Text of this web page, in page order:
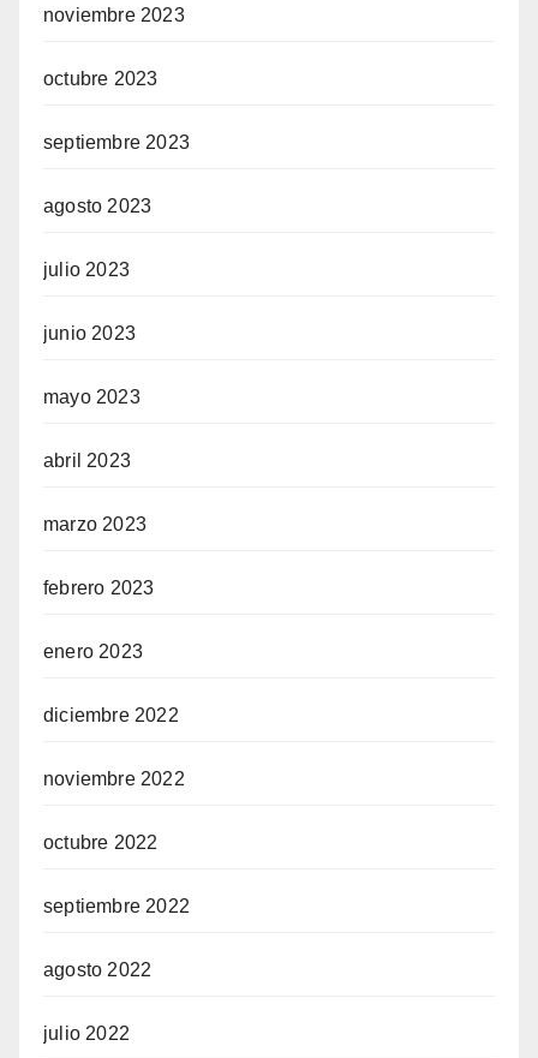
noviembre 2023
octubre 2023
septiembre 2023
agosto 2023
julio 2023
junio 2023
mayo 2023
abril 2023
marzo 2023
febrero 2023
enero 2023
diciembre 2022
noviembre 2022
octubre 2022
septiembre 2022
agosto 2022
julio 2022